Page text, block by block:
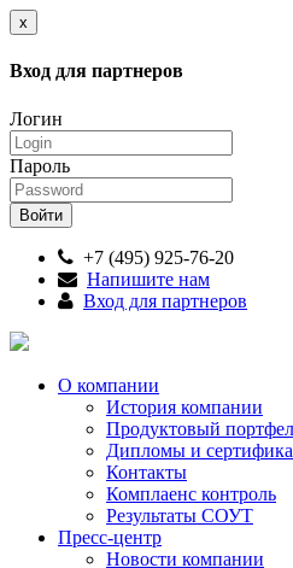
x
Вход для партнеров
Логин
Пароль
+7 (495) 925-76-20
Напишите нам
Вход для партнеров
О компании
История компании
Продуктовый
Дипломы и
Контакты
Комплаенс контроль
Результаты СОУТ
Пресс-центр
Новости компании